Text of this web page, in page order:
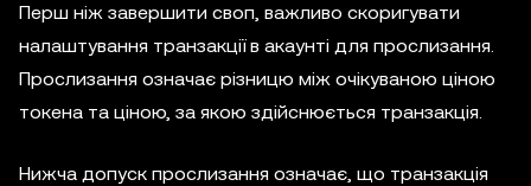
Перш ніж завершити своп, важливо скоригувати
налаштування транзакції в акаунті для прослизання.
Прослизання означає різницю між очікуваною ціною
токена та ціною, за якою здійснюється транзакція.
Нижча допуск прослизання означає, що транзакція